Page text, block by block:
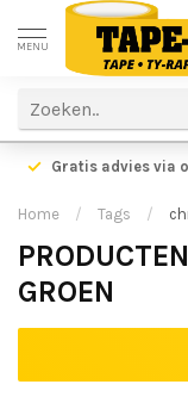
MENU
Gratis advies via
Home / Tags /
GROEN